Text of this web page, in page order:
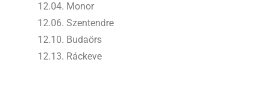
12.04. Monor
12.06. Szentendre
12.10. Budaörs
12.13. Ráckeve